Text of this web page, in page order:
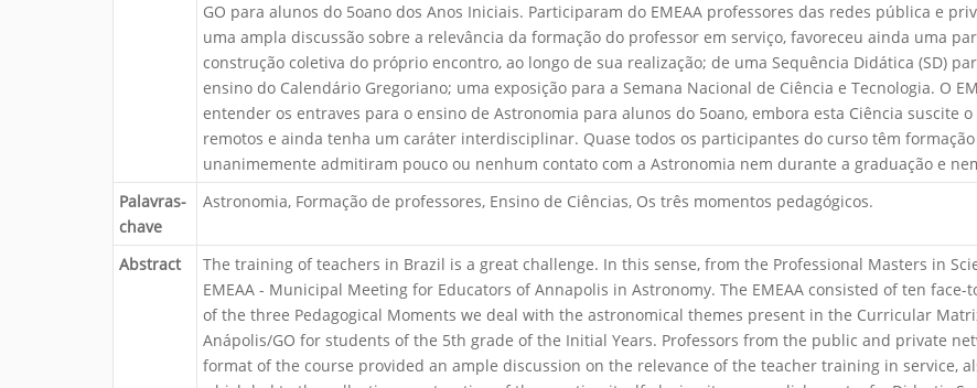
GO para alunos do 5oano dos Anos Iniciais. Participaram do EMEAA professores das redes pública e
uma ampla discussão sobre a relevância da formação do professor em serviço, favoreceu ainda uma
construção coletiva do próprio encontro, ao longo de sua realização; de uma Sequência Didática (SD)
ensino do Calendário Gregoriano; uma exposição para a Semana Nacional de Ciência e Tecnologia. O
entender os entraves para o ensino de Astronomia para alunos do 5oano, embora esta Ciência suscite
remotos e ainda tenha um caráter interdisciplinar. Quase todos os participantes do curso têm
unanimemente admitiram pouco ou nenhum contato com a Astronomia nem durante a graduação e
Palavras-
chave
Astronomia, Formação de professores, Ensino de Ciências, Os três momentos pedagógicos.
Abstract
The training of teachers in Brazil is a great challenge. In this sense, from the Professional Masters in
EMEAA - Municipal Meeting for Educators of Annapolis in Astronomy. The EMEAA consisted of ten
of the three Pedagogical Moments we deal with the astronomical themes present in the Curricular
Anápolis/GO for students of the 5th grade of the Initial Years. Professors from the public and private
format of the course provided an ample discussion on the relevance of the teacher training in service,